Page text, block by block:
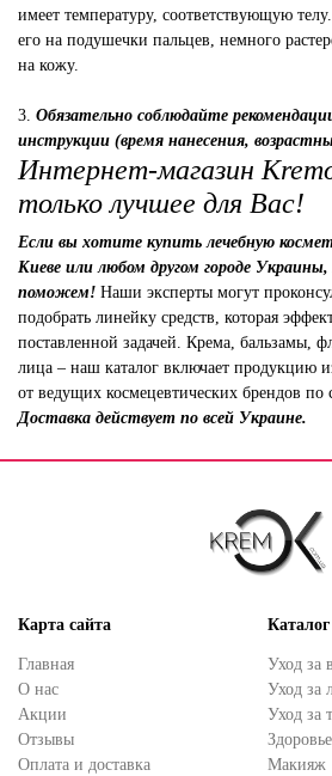
имеет температуру, соответствующую
его на подушечки пальцев, немного
на кожу.
3. Обязательно соблюдайте
инструкции (время нанесения,
Интернет-магазин
только лучшее для Вас!
Если вы хотите купить лечебную
Киеве или любом другом городе
поможем! Наши эксперты могут
подобрать линейку средств, которая
поставленной задачей. Крема, бальзамы,
лица – наш каталог включает продукцию
от ведущих космецевтических брендов
Доставка действует по всей Украине.
Карта сайта
Главная
О нас
Акции
Отзывы
Оплата и доставка
Уход за
Уход за
Уход за
Макияж